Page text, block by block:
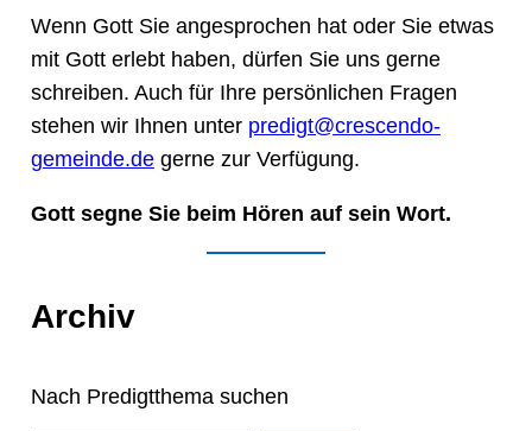
Wenn Gott Sie angesprochen hat oder Sie etwas
mit Gott erlebt haben, dürfen Sie uns gerne
schreiben. Auch für Ihre persönlichen Fragen
stehen wir Ihnen unter predigt@crescendo-
gemeinde.degerne zur Verfügung.
Gott segne Sie beim Hören auf sein Wort.
Archiv
Nach Predigtthema suchen